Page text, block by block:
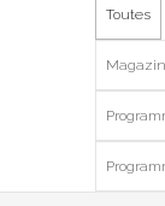
Toutes